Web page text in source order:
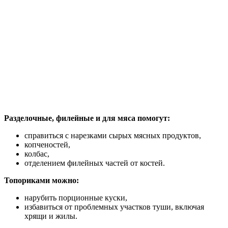
Разделочные, филейные и для мяса помогут:
справиться с нарезками сырых мясных продуктов,
копченостей,
колбас,
отделением филейных частей от костей.
Топориками можно:
нарубить порционные куски,
избавиться от проблемных участков туши, включая
хрящи и жилы.